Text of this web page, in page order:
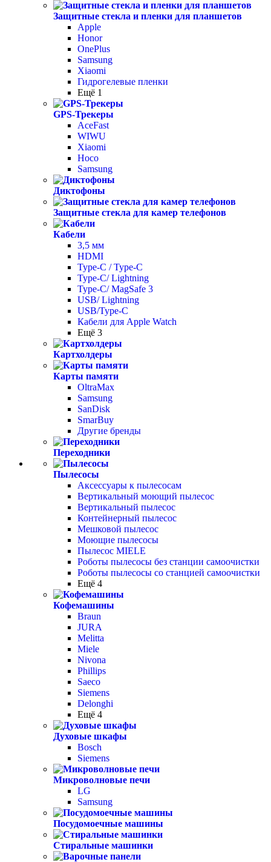
Защитные стекла и пленки для планшетов
Apple
Honor
OnePlus
Samsung
Xiaomi
Гидрогелевые пленки
Ещё 1
GPS-Трекеры
AceFast
WIWU
Xiaomi
Hoco
Samsung
Диктофоны
Защитные стекла для камер телефонов
Кабели
3,5 мм
HDMI
Type-C / Type-C
Type-C/ Lightning
Type-C/ MagSafe 3
USB/ Lightning
USB/Type-C
Кабели для Apple Watch
Ещё 3
Картхолдеры
Карты памяти
OltraMax
Samsung
SanDisk
SmarBuy
Другие бренды
Переходники
Пылесосы
Аксессуары к пылесосам
Вертикальный моющий пылесос
Вертикальный пылесос
Контейнерный пылесос
Мешковой пылесос
Моющие пылесосы
Пылесос MIELE
Роботы пылесосы без станции самоочистки
Роботы пылесосы со станцией самоочистки
Ещё 4
Кофемашины
Braun
JURA
Melitta
Miele
Nivona
Phillips
Saeco
Siemens
Delonghi
Ещё 4
Духовые шкафы
Bosch
Siemens
Микроволновые печи
LG
Samsung
Посудомоечные машины
Стиральные машинки